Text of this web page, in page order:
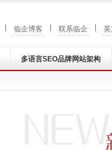
临企博客 联系临企 英
多语言SEO品牌网站架构